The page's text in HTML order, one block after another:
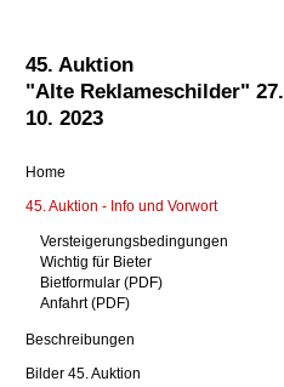
45. Auktion
"Alte Reklameschilder" 27.
10. 2023
Home
45. Auktion - Info und Vorwort
Versteigerungsbedingungen
Wichtig für Bieter
Bietformular (PDF)
Anfahrt (PDF)
Beschreibungen
Bilder 45. Auktion